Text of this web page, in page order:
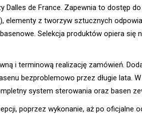
Dalles de France. Zapewnia to dostęp
z tworzyw sztucznych
Selekcja produktów opiera się
i terminową realizację zamówień.
bezproblemowo przez długie lata.
system sterowania oraz basen
poprzez wykonanie, aż po oficjalne